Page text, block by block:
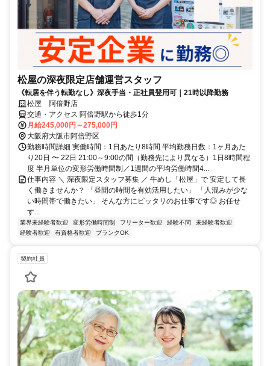
松屋の深夜限定店舗運営スタッフ
《転居を伴う転勤なし》深夜手当・正社員登用可｜21時以降勤務
松屋 阿倍野店
交通・アクセス 阿倍野駅から徒歩1分
月給245,000円～275,000円
大阪府大阪市阿倍野区
勤務時間詳細 実働時間：1日あたり8時間 平均勤務日数：1ヶ月あた
り20日 〜 22日 21:00～9:00の間（勤務先により異なる）1日8時間程
度 半月単位の変形労働時間制／1週間の平均労働時間4...
仕事内容 ＼ 深夜限定スタッフ募集 ／ 牛めし「松屋」で 安定して長
く働きませんか？ 「昼間の時間を有効活用したい」 「人混みが少な
い時間帯で働きたい」 そんな方にピッタリのお仕事です◎ お任せ
す...
業界未経験者歓迎 変形労働時間制 フリーター歓迎 経験不問
未経験者歓迎
経験者歓迎
有資格者歓迎 ブランクOK
契約社員